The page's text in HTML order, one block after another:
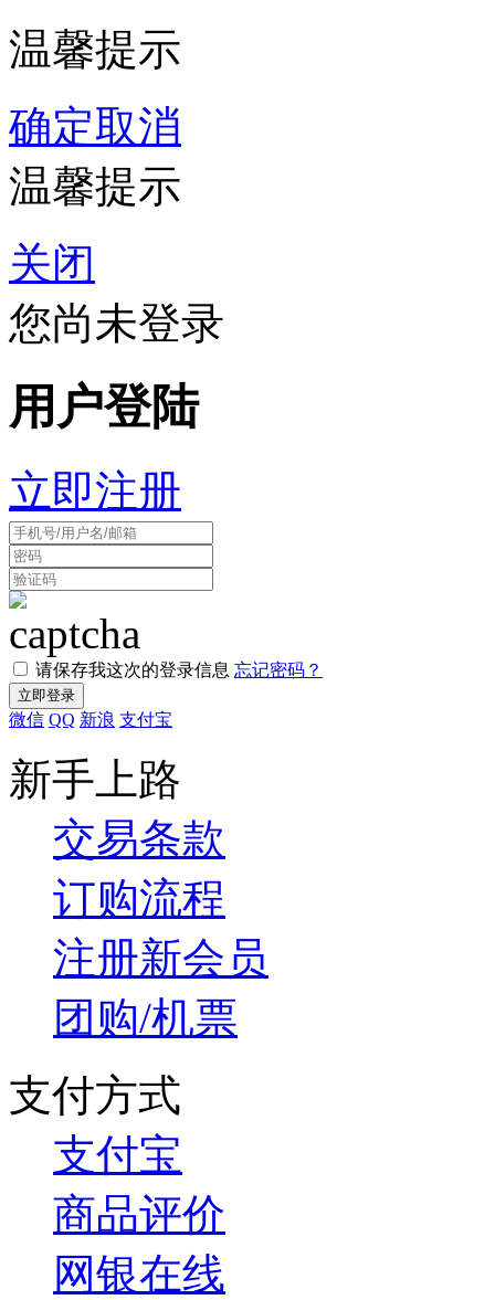
温馨提示
确定取消
温馨提示
关闭
您尚未登录
用户登陆
立即注册
请保存我这次的登录信息 忘记密码？
微信 QQ 新浪 支付宝
新手上路
交易条款
订购流程
注册新会员
团购/机票
支付方式
支付宝
商品评价
网银在线